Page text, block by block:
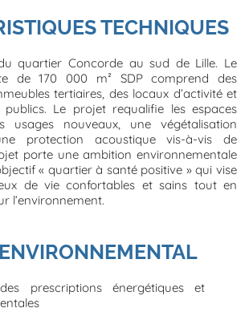
TECHNIQUES
quartier Concorde au sud de Lille. Le
de 170 000 m² SDP comprend des
tertiaires, des locaux d’activité et
publics. Le projet requalifie les espaces
usages nouveaux, une végétalisation
protection acoustique vis-à-vis de
porte une ambition environnementale
« quartier à santé positive » qui vise
de vie confortables et sains tout en
l’environnement.
prescriptions énergétiques et